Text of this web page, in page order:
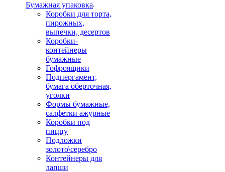
Бумажная упаковка
Коробки для торта,
пирожных,
выпечки, десертов
Коробки-
контейнеры
бумажные
Гофроящики
Подпергамент,
бумага оберточная,
уголки
Формы бумажные,
салфетки ажурные
Коробки под
пиццу
Подложки
золото\серебро
Контейнеры для
лапши